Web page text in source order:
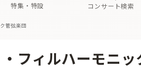
オーケストラの楽屋から 海の向
特集・特設
す！間違いないオーケストラコンサート
コンサート検索
信スケジュール 有料ライブ配信スケジュー
な ら
管弦楽団
フィルハーモニッ